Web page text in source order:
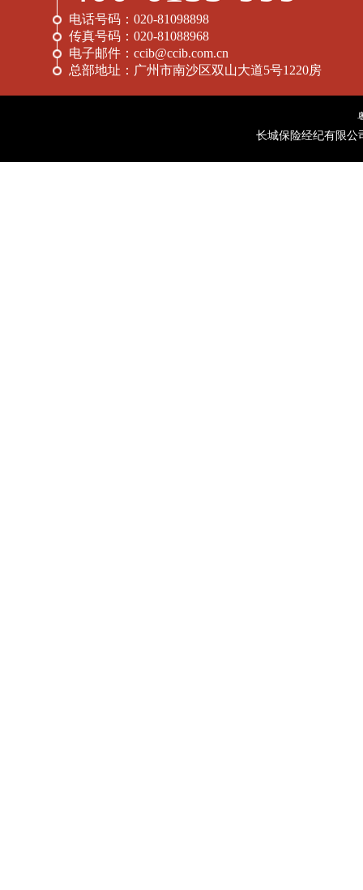
电话号码： 020-81098898
传真号码： 020-81088968
电子邮件： ccib@ccib.com.cn
总部地址： 广州市南沙区双山大道5号1220房
长城保险经纪有限公